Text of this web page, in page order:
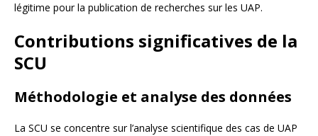
légitime pour la publication de recherches sur les UAP.
Contributions significatives de la
SCU
Méthodologie et analyse des données
La SCU se concentre sur l’analyse scientifique des cas de UAP